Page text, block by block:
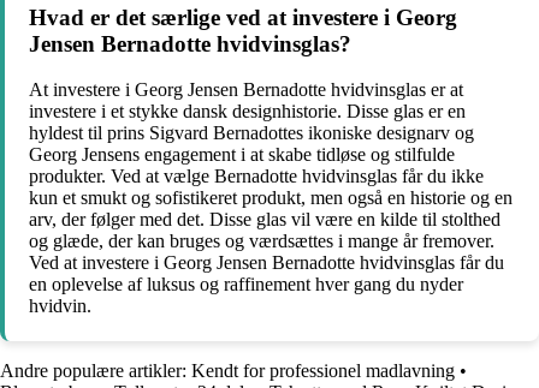
Hvad er det særlige ved at investere i Georg
Jensen Bernadotte hvidvinsglas?
At investere i Georg Jensen Bernadotte hvidvinsglas er at
investere i et stykke dansk designhistorie. Disse glas er en
hyldest til prins Sigvard Bernadottes ikoniske designarv og
Georg Jensens engagement i at skabe tidløse og stilfulde
produkter. Ved at vælge Bernadotte hvidvinsglas får du ikke
kun et smukt og sofistikeret produkt, men også en historie og en
arv, der følger med det. Disse glas vil være en kilde til stolthed
og glæde, der kan bruges og værdsættes i mange år fremover.
Ved at investere i Georg Jensen Bernadotte hvidvinsglas får du
en oplevelse af luksus og raffinement hver gang du nyder
hvidvin.
Andre populære artikler: Kendt for professionel madlavning •